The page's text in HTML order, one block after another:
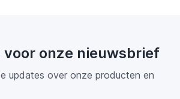
voor onze nieuwsbrief
updates over onze producten en